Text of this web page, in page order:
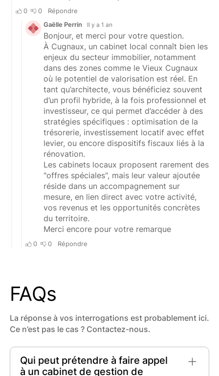
FAQs
La réponse à vos interrogations est probablement ici.
Ce n’est pas le cas ? Contactez-nous.
Qui peut prétendre à faire appel
à un cabinet de gestion de